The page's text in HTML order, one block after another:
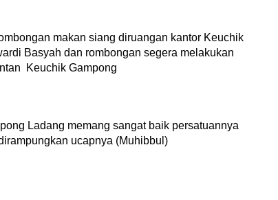
makan siang diruangan kantor Keuchik
Basyah dan rombongan segera melakukan
Keuchik Gampong
Ladang memang sangat baik persatuannya
ucapnya (Muhibbul)